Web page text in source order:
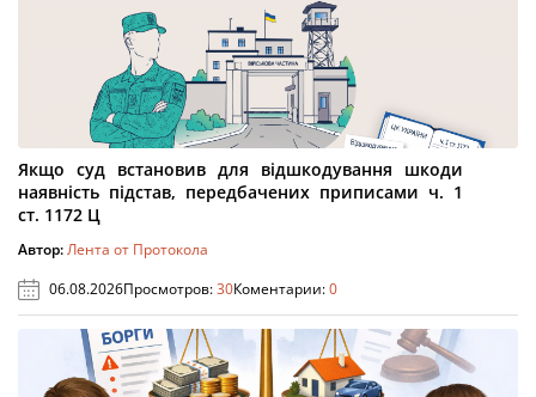
Якщо суд встановив для відшкодування шкоди
наявність підстав, передбачених приписами ч. 1
ст. 1172 Ц
Автор:Лента от Протокола
06.08.2026Просмотров:30Коментарии:0